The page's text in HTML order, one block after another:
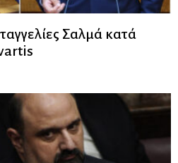
Σαλμά κατά